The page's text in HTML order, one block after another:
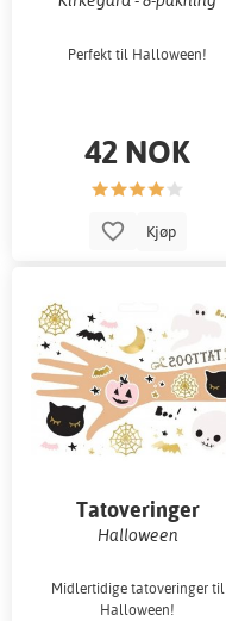
Perfekt til Halloween!
42 NOK
Kjøp
Tatoveringer
Halloween
Midlertidige tatoveringer til
Halloween!